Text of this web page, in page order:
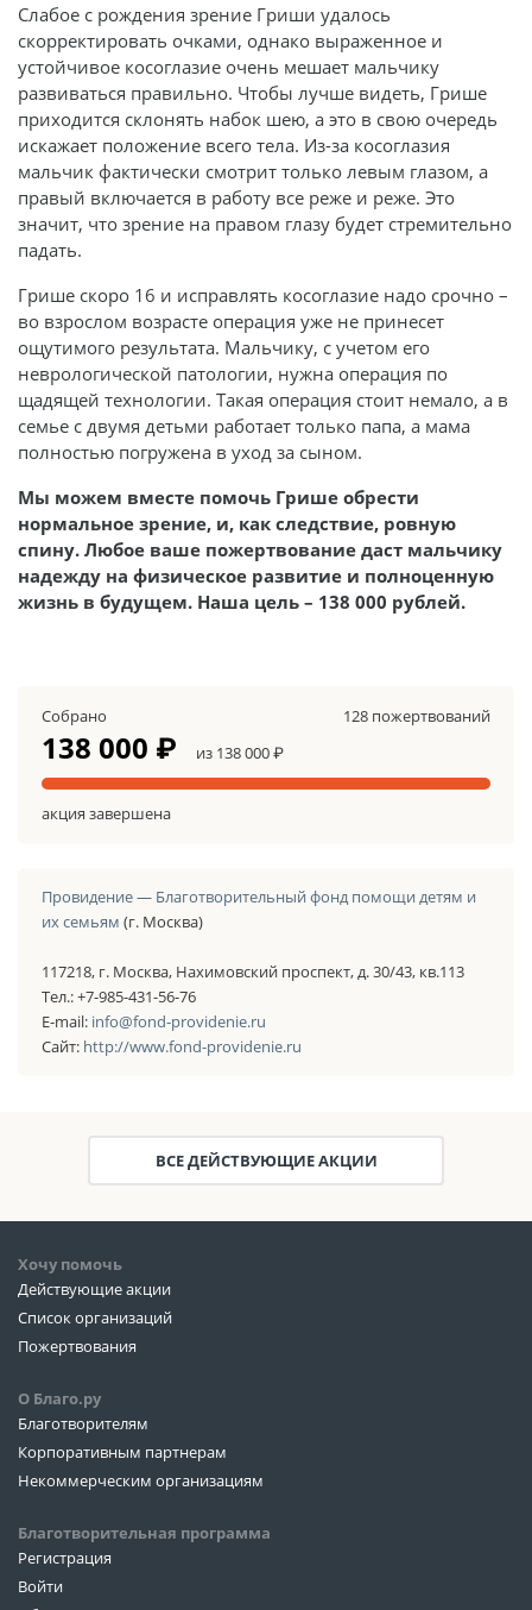
Слабое с рождения зрение Гриши удалось
скорректировать очками, однако выраженное и
устойчивое косоглазие очень мешает мальчику
развиваться правильно. Чтобы лучше видеть, Грише
приходится склонять набок шею, а это в свою очередь
искажает положение всего тела. Из-за косоглазия
мальчик фактически смотрит только левым глазом, а
правый включается в работу все реже и реже. Это
значит, что зрение на правом глазу будет стремительно
падать.
Грише скоро 16 и исправлять косоглазие надо срочно –
во взрослом возрасте операция уже не принесет
ощутимого результата. Мальчику, с учетом его
неврологической патологии, нужна операция по
щадящей технологии. Такая операция стоит немало, а в
семье с двумя детьми работает только папа, а мама
полностью погружена в уход за сыном.
Мы можем вместе помочь Грише обрести
нормальное зрение, и, как следствие, ровную
спину. Любое ваше пожертвование даст мальчику
надежду на физическое развитие и полноценную
жизнь в будущем. Наша цель – 138 000 рублей.
Собрано 128 пожертвований
138 000 ₽ из 138 000 ₽
акция завершена
Провидение — Благотворительный фонд помощи детям и
их семьям (г. Москва)
117218, г. Москва, Нахимовский проспект, д. 30/43, кв.113
Тел.: +7-985-431-56-76
E-mail: info@fond-providenie.ru
Сайт: http://www.fond-providenie.ru
ВСЕ ДЕЙСТВУЮЩИЕ АКЦИИ
Хочу помочь
Действующие акции
Список организаций
Пожертвования
О Благо.ру
Благотворителям
Корпоративным партнерам
Некоммерческим организациям
Благотворительная программа
Регистрация
Войти